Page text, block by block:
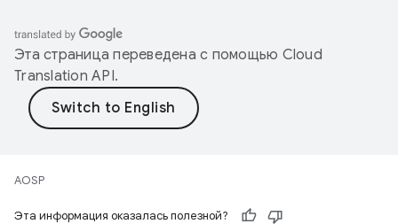
Эта страница переведена с помощью Cloud
Translation API.
AOSP
Эта информация оказалась полезной?